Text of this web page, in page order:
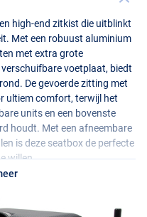
high-end zitkist die uitblinkt
Met een robuust aluminium
met extra grote
voetplaat, biedt
De gevoerde zitting met
ultiem comfort, terwijl het
units en een bovenste
houdt. Met een afneembare
is deze seatbox de perfecte
willen.